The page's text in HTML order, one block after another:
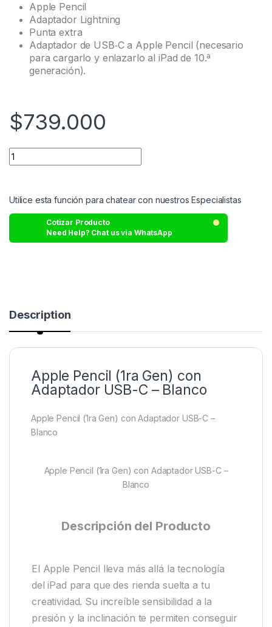
Apple Pencil
Adaptador Lightning
Punta extra
Adaptador de USB‑C a Apple Pencil (necesario
para cargarlo y enlazarlo al iPad de 10.ª
generación).
$739.000
Utilice esta función para chatear con nuestros Especialistas
Cotizar Producto
Need Help? Chat us via WhatsApp
Description
Apple Pencil (1ra Gen) con
Adaptador USB-C – Blanco
Apple Pencil (1ra Gen) con Adaptador USB-C –
Blanco
Apple Pencil (1ra Gen) con Adaptador USB-C –
Blanco
Descripción del Producto
El Apple Pencil lleva más allá la tecnología
del iPad para que des rienda suelta a tu
creatividad. Su increíble sensibilidad a la
presión y la inclinación te permiten conseguir